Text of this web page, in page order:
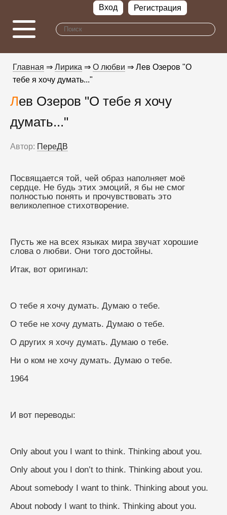
Вход Регистрация
Главная ⇒ Лирика ⇒ О любви ⇒ Лев Озеров "О
тебе я хочу думать..."
Лев Озеров "О тебе я хочу
думать..."
Автор: ПереДВ
Посвящается той, чей образ наполняет моё
сердце. Не будь этих эмоций, я бы не смог
полностью понять и прочувствовать это
великолепное стихотворение.
Пусть же на всех языках мира звучат хорошие
слова о любви. Они того достойны.
Итак, вот оригинал:
О тебе я хочу думать. Думаю о тебе.
О тебе не хочу думать. Думаю о тебе.
О других я хочу думать. Думаю о тебе.
Ни о ком не хочу думать. Думаю о тебе.
1964
И вот переводы:
Only about you I want to think. Thinking about you.
Only about you I don’t to think. Thinking about you.
About somebody I want to think. Thinking about you.
About nobody I want to think. Thinking about you.